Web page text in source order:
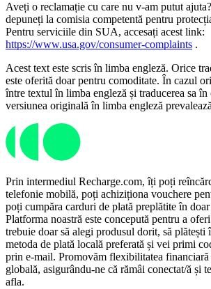
Aveți o reclamație cu care nu v-am putut
depuneți la comisia competentă pentru
Pentru serviciile din SUA, accesați acest link:
https://www.usa.gov/consumer-complaints .
Acest text este scris în limba engleză. Orice
este oferită doar pentru comoditate. În cazul
între textul în limba engleză și traducerea sa
versiunea originală în limba engleză
Prin intermediul Recharge.com, îți poți
telefonie mobilă, poți achiziționa vouchere
poți cumpăra carduri de plată preplătite în doar
Platforma noastră este concepută pentru a
trebuie doar să alegi produsul dorit, să plătești
metoda de plată locală preferată și vei primi
prin e-mail. Promovăm flexibilitatea financiară
globală, asigurându-ne că rămâi conectat/ă și
afla.